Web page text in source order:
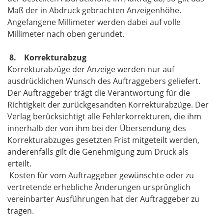
Maß der in Abdruck gebrachten Anzeigenhöhe.
Angefangene Millimeter werden dabei auf volle
Millimeter nach oben gerundet.
8. Korrekturabzug
Korrekturabzüge der Anzeige werden nur auf
ausdrücklichen Wunsch des Auftraggebers geliefert.
Der Auftraggeber trägt die Verantwortung für die
Richtigkeit der zurückgesandten Korrekturabzüge. Der
Verlag berücksichtigt alle Fehlerkorrekturen, die ihm
innerhalb der von ihm bei der Übersendung des
Korrekturabzuges gesetzten Frist mitgeteilt werden,
anderenfalls gilt die Genehmigung zum Druck als
erteilt.
Kosten für vom Auftraggeber gewünschte oder zu
vertretende erhebliche Änderungen ursprünglich
vereinbarter Ausführungen hat der Auftraggeber zu
tragen.